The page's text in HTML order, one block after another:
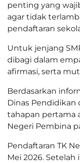
penting yang
agar tidak
pendaftaran
Untuk jenjang
dibagi dalam
afirmasi, serta
Berdasarkan
Dinas Pendidikan
tahapan pertama
Negeri Pembina
Pendaftaran TK
Mei 2026.